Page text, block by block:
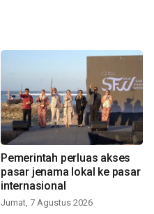
Pemerintah perluas akses
pasar jenama lokal ke pasar
internasional
Jumat, 7 Agustus 2026